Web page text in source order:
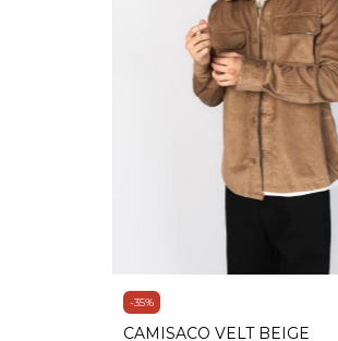
-35%
CAMISACO VELT BEIGE